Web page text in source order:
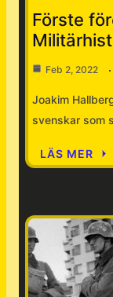
Förste
Feb 2, 2022
Joakim
svenskar som
LÄS MER